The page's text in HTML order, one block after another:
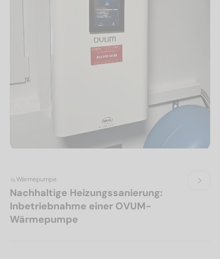
Wärmepumpe
Nachhaltige Heizungssanierung:
Inbetriebnahme einer OVUM-
Wärmepumpe